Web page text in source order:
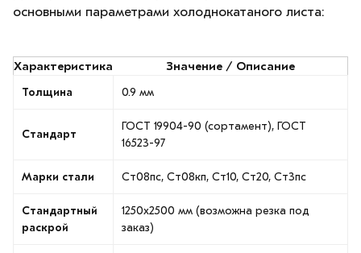
основными параметрами холоднокатаного листа:
Характеристика Значение / Описание
Толщина 0.9 мм
Стандарт
ГОСТ 19904-90 (сортамент), ГОСТ
16523-97
Марки стали Ст08пс, Ст08кп, Ст10, Ст20, Ст3пс
Стандартный
раскрой
1250х2500 мм (возможна резка под
заказ)